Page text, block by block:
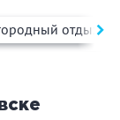
баня
отдых